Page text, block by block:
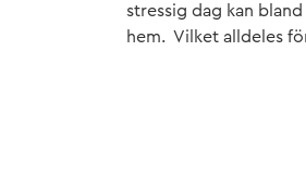
stressig dag kan
hem. Vilket alldeles